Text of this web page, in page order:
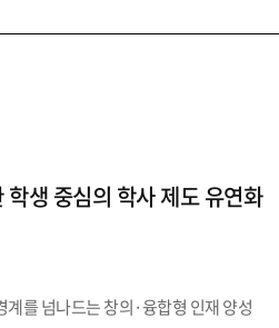
학생 중심의 학사 제도 유연화
계를 넘나드는 창의·융합형 인재 양성